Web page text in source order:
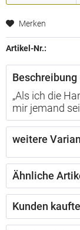
Merken
Artikel-Nr.:
Beschreibung
„Als ich die
mir jemand
weitere
Ähnliche
Kunden